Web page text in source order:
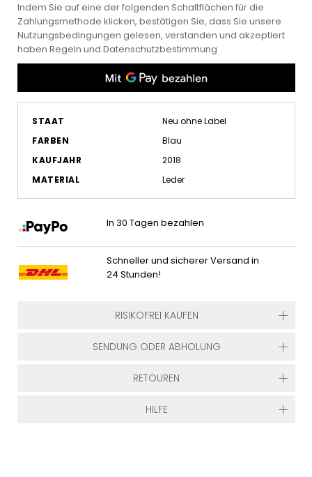
Indem Sie auf eine der folgenden Schaltflächen für die
Zahlungsmethode klicken, bestätigen Sie, dass Sie unsere
Nutzungsbedingungen gelesen, verstanden und akzeptiert
haben Regeln und Datenschutzbestimmung
STAAT
Neu ohne Label
FARBEN
Blau
KAUFJAHR
2018
MATERIAL
Leder
In 30 Tagen bezahlen
Schneller und sicherer Versand in
24 Stunden!
RISIKOFREI KAUFEN
SENDUNG ODER ABHOLUNG
RETOUREN
HILFE